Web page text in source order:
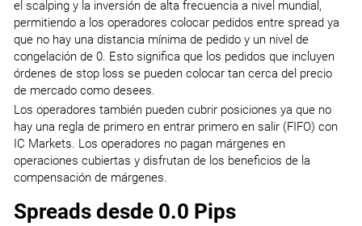
el scalping y la inversión de alta frecuencia a nivel mundial,
permitiendo a los operadores colocar pedidos entre spread ya
que no hay una distancia mínima de pedido y un nivel de
congelación de 0. Esto significa que los pedidos que incluyen
órdenes de stop loss se pueden colocar tan cerca del precio
de mercado como desees.
Los operadores también pueden cubrir posiciones ya que no
hay una regla de primero en entrar primero en salir (FIFO) con
IC Markets. Los operadores no pagan márgenes en
operaciones cubiertas y disfrutan de los beneficios de la
compensación de márgenes.
Spreads desde 0.0 Pips